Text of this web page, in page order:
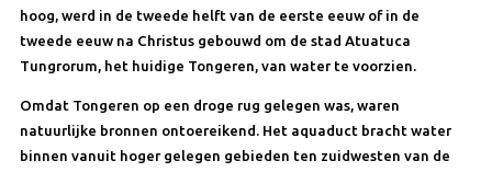
hoog, werd in de tweede helft van de eerste eeuw of in de
tweede eeuw na Christus gebouwd om de stad Atuatuca
Tungrorum, het huidige Tongeren, van water te voorzien.
Omdat Tongeren op een droge rug gelegen was, waren
natuurlijke bronnen ontoereikend. Het aquaduct bracht water
binnen vanuit hoger gelegen gebieden ten zuidwesten van de